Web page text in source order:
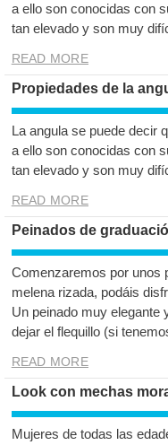
a ello son conocidas con
tan elevado y son muy
READ MORE
Propiedades de la
La angula se puede decir
a ello son conocidas con
tan elevado y son muy
READ MORE
Peinados de
Comenzaremos por unos
melena rizada, podáis
Un peinado muy elegante
dejar el flequillo (si
READ MORE
Look con mechas
Mujeres de todas las